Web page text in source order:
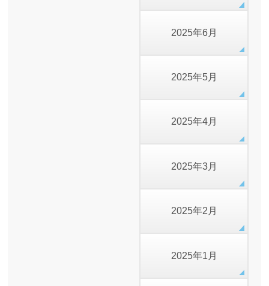
2025年6月
2025年5月
2025年4月
2025年3月
2025年2月
2025年1月